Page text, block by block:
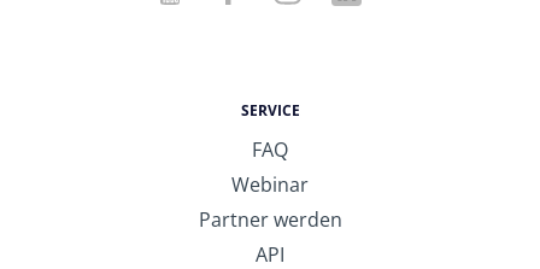
SERVICE
FAQ
Webinar
Partner werden
API